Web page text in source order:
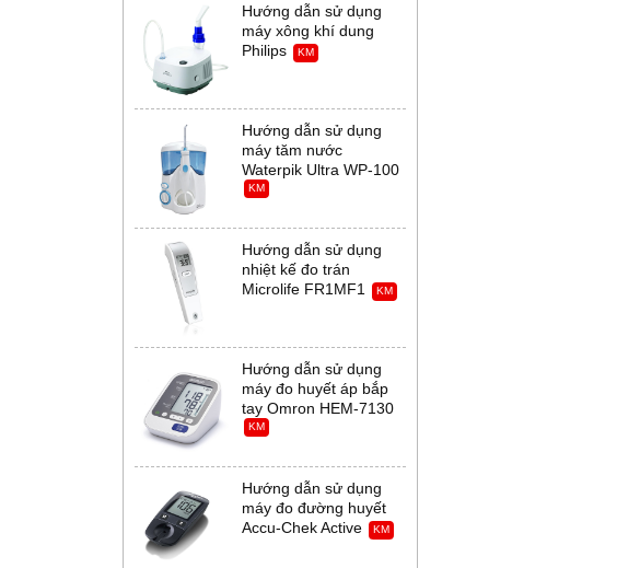
Hướng dẫn sử dụng
máy xông khí dung
Philips
KM
Hướng dẫn sử dụng
máy tăm nước
Waterpik Ultra WP-100
KM
Hướng dẫn sử dụng
nhiệt kế đo trán
Microlife FR1MF1
KM
Hướng dẫn sử dụng
máy đo huyết áp bắp
tay Omron HEM-7130
KM
Hướng dẫn sử dụng
máy đo đường huyết
Accu-Chek Active
KM